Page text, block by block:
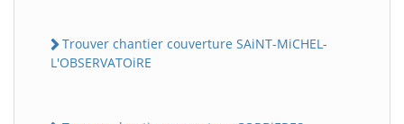
Trouver chantier couverture SAiNT-MiCHEL-
L'OBSERVATOiRE